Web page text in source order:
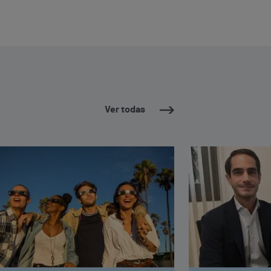
Ver todas